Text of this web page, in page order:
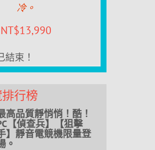
冷。
NT$13,990
結束！
行榜
高品質靜悄悄！酷！
【偵查兵】【狙擊
】靜音電競機限量登
。